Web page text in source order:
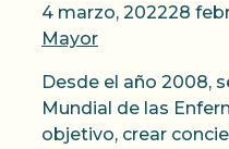
4 marzo, 202228
Mayor
Desde el año 2008,
Mundial de las
objetivo, crear